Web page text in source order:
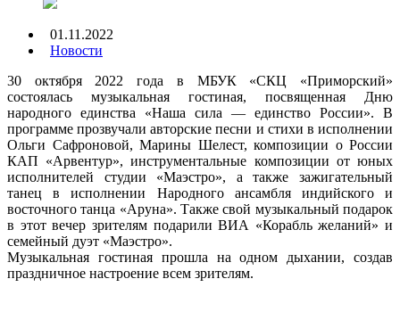
01.11.2022
Новости
30 октября 2022 года в МБУК «СКЦ «Приморский»
состоялась музыкальная гостиная, посвященная Дню
народного единства «Наша сила — единство России». В
программе прозвучали авторские песни и стихи в исполнении
Ольги Сафроновой, Марины Шелест, композиции о России
КАП «Арвентур», инструментальные композиции от юных
исполнителей студии «Маэстро», а также зажигательный
танец в исполнении Народного ансамбля индийского и
восточного танца «Аруна». Также свой музыкальный подарок
в этот вечер зрителям подарили ВИА «Корабль желаний» и
семейный дуэт «Маэстро».
Музыкальная гостиная прошла на одном дыхании, создав
праздничное настроение всем зрителям.